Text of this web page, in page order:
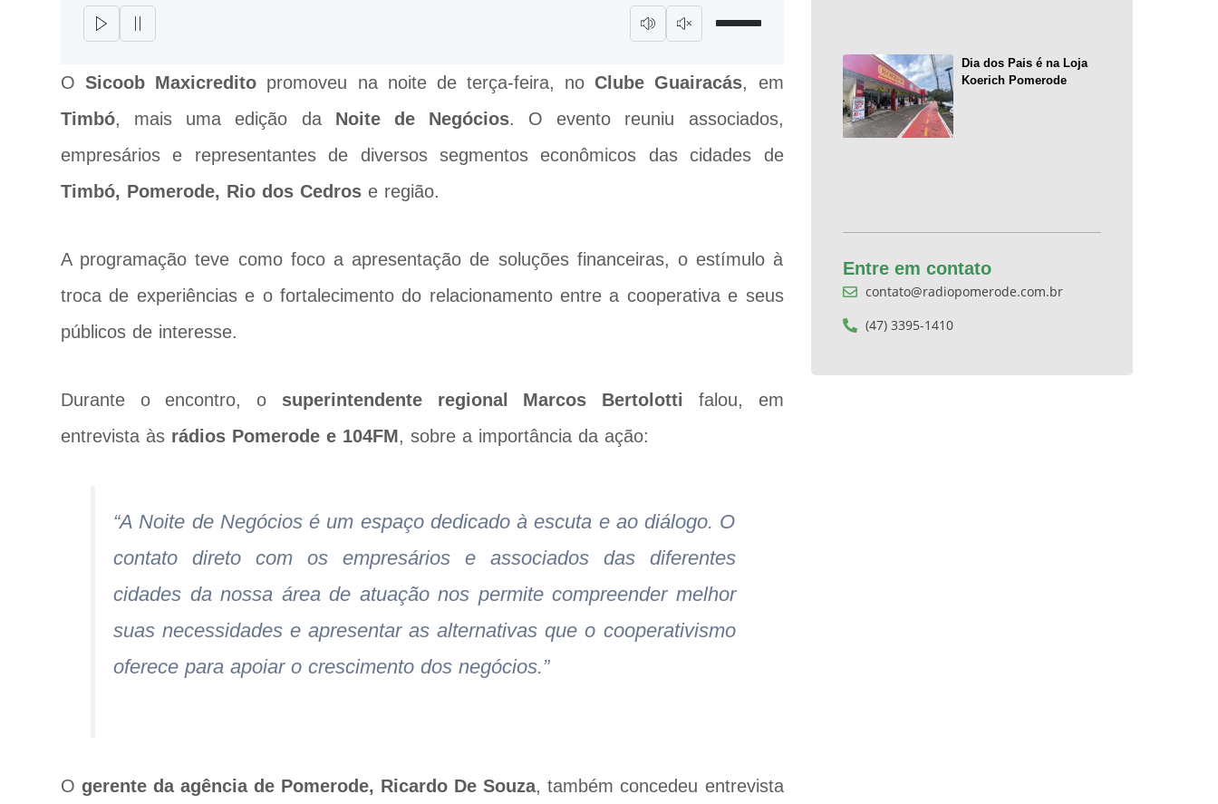
OSicoob Maxicredito promoveu na noite de terça-feira, no Clube Guairacás, em
Timbó, mais uma edição da Noite de Negócios. O evento reuniu associados,
empresários e representantes de diversos segmentos econômicos das cidades de
Timbó, Pomerode, Rio dos Cedros e região.
A programação teve como foco a apresentação de soluções financeiras, o estímulo à
troca de experiências e o fortalecimento do relacionamento entre a cooperativa e seus
públicos de interesse.
Durante o encontro, o superintendente regional Marcos Bertolotti falou, em
entrevista às rádios Pomerode e 104FM, sobre a importância da ação:
“A Noite de Negócios é um espaço dedicado à escuta e ao diálogo. O
contato direto com os empresários e associados das diferentes
cidades da nossa área de atuação nos permite compreender melhor
suas necessidades e apresentar as alternativas que o cooperativismo
oferece para apoiar o crescimento dos negócios.”
Ogerente da agência de Pomerode, Ricardo De Souza, também concedeu entrevista
Dia dos Pais é na Loja
Koerich Pomerode
Entre em contato
contato@radiopomerode.com.br
(47) 3395-1410